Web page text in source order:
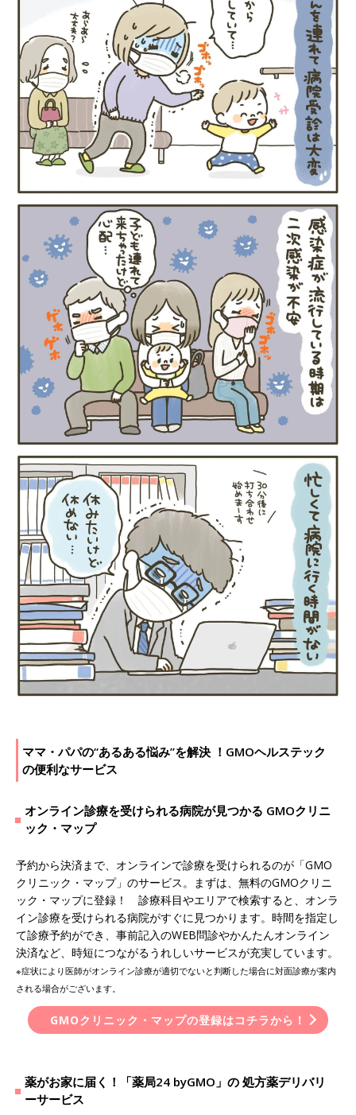
ママ・パパの“あるある悩み”を解決 ！GMOヘルステック
の便利なサービス
オンライン診療を受けられる病院が見つかる GMOクリニ
ック・マップ
予約から決済まで、オンラインで診療を受けられるのが「GMO
クリニック・マップ」のサービス。まずは、無料のGMOクリニ
ック・マップに登録！ 診療科目やエリアで検索すると、オンラ
イン診療を受けられる病院がすぐに見つかります。時間を指定し
て診療予約ができ、事前記入のWEB問診やかんたんオンライン
決済など、時短につながるうれしいサービスが充実しています。
※症状により医師がオンライン診療が適切でないと判断した場合に対面診療が案内
される場合がございます。
GMOクリニック・マップの登録はコチラから！
薬がお家に届く！「薬局24 byGMO」の 処方薬デリバリ
ーサービス